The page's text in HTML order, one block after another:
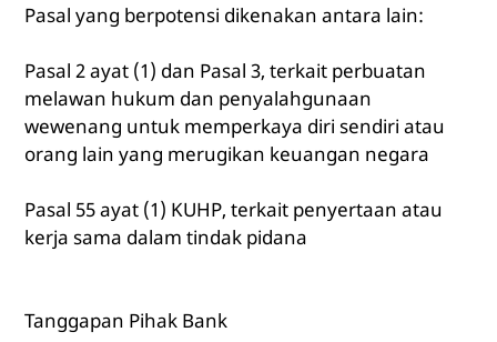
Pasal yang berpotensi dikenakan antara lain:
Pasal 2 ayat (1) dan Pasal 3, terkait perbuatan
melawan hukum dan penyalahgunaan
wewenang untuk memperkaya diri sendiri atau
orang lain yang merugikan keuangan negara
Pasal 55 ayat (1) KUHP, terkait penyertaan atau
kerja sama dalam tindak pidana
Tanggapan Pihak Bank